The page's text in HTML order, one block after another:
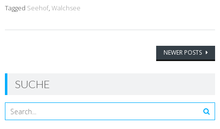
Tagged Seehof, Walchsee
navigation
NEWER POSTS
SUCHE